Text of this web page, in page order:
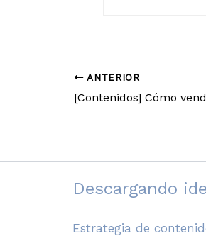
ANTERIOR
Descargando
Estrategia de